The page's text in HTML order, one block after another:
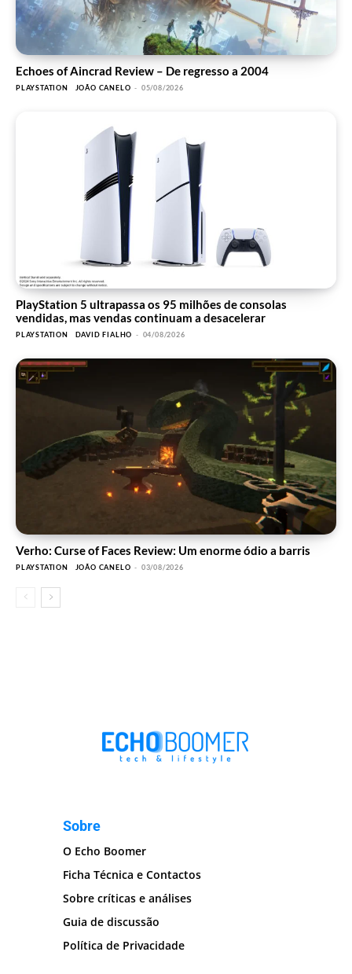
Echoes of Aincrad Review – De regresso a 2004
PLAYSTATION JOÃO CANELO - 05/08/2026
PlayStation 5 ultrapassa os 95 milhões de consolas
vendidas, mas vendas continuam a desacelerar
PLAYSTATION DAVID FIALHO - 04/08/2026
Verho: Curse of Faces Review: Um enorme ódio a barris
PLAYSTATION JOÃO CANELO - 03/08/2026
Sobre
O Echo Boomer
Ficha Técnica e Contactos
Sobre críticas e análises
Guia de discussão
Política de Privacidade